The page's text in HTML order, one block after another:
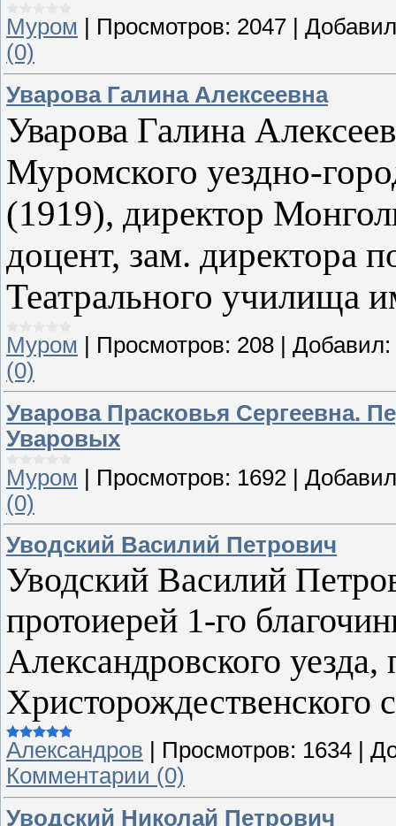
Муром Просмотров: 2047
(0)
Уварова Галина Алексеевна
Уварова Галина
Муромского уездно-
(1919), директор
доцент, зам. директора
Театрального училища
Муром Просмотров: 208
Добавил:
(0)
Уварова Прасковья Сергеевна.
Уваровых
Муром | Просмотров: 1692 |
(0)
Уводский Василий Петрович
Уводский Василий
протоиерей 1-го
Александровского уезда,
Христорождественского
Александров Просмотров: 1634
Комментарии (0)
Уводский Николай Петрович